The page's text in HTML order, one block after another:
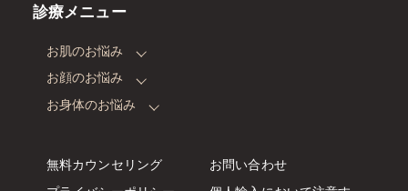
診療メニュー
お肌のお悩み
お顔のお悩み
お身体のお悩み
無料カウンセリング
お問い合わせ